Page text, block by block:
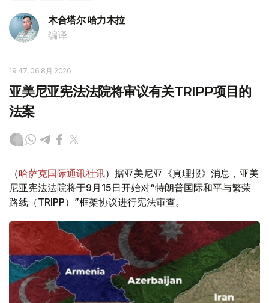
木合塔尔 哈力木拉
编译
19:47, 06 8月 2026
亚美尼亚宪法法院将审议有关TRIPP项目的
法案
（哈萨克国际通讯社讯）据亚美尼亚《真理报》消息，亚美
尼亚宪法法院将于9月15日开始对“特朗普国际和平与繁荣
路线（TRIPP）”框架协议进行宪法审查。